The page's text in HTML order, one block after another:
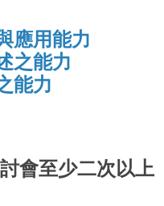
應用能力
之能力
能力
會至少二次以上